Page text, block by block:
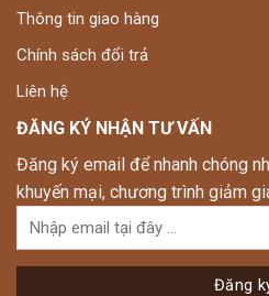
Thông tin giao hàng
Chính sách đổi trả
Liên hệ
ĐĂNG KÝ NHẬN TƯ VẤN
Đăng ký email để nhanh chóng
khuyến mại, chương trình giảm